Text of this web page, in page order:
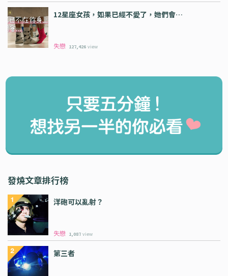
12星座女孩，如果已經不愛了，她們會…
失戀 127,426 view
發燒文章排行榜
洋砲可以亂射？
失戀 1,087 view
第三者